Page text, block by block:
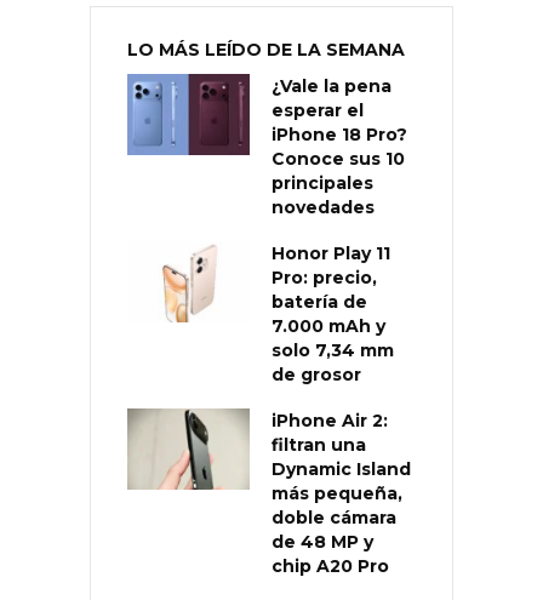
LO MÁS LEÍDO DE LA SEMANA
¿Vale la pena
esperar el
iPhone 18 Pro?
Conoce sus 10
principales
novedades
Honor Play 11
Pro: precio,
batería de
7.000 mAh y
solo 7,34 mm
de grosor
iPhone Air 2:
filtran una
Dynamic Island
más pequeña,
doble cámara
de 48 MP y
chip A20 Pro